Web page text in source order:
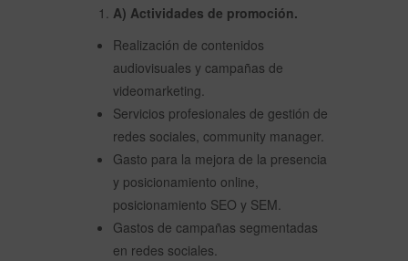
A) Actividades de promoción.
Realización de contenidos
audiovisuales y campañas de
videomarketing.
Servicios profesionales de gestión de
redes sociales, community manager.
Gasto para la mejora de la presencia
y posicionamiento online,
posicionamiento SEO y SEM.
Gastos de campañas segmentadas
en redes sociales.